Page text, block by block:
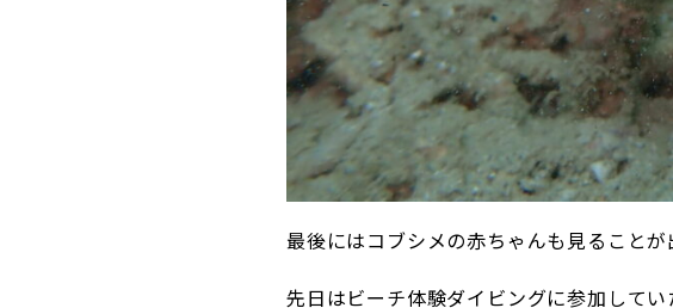
最後にはコブシメの赤ちゃんも見ること
先日はビーチ体験ダイビングに参加してい